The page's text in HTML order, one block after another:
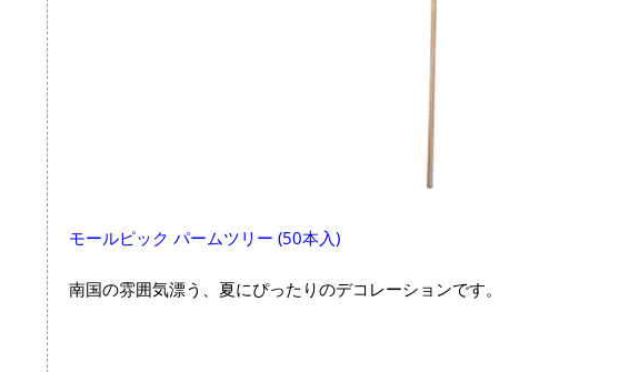
モールピック パームツリー (50本入)
南国の雰囲気漂う、夏にぴったりのデコレーションです。